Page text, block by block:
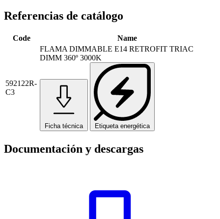
Referencias de catálogo
Code Name
592122R-
C3
FLAMA DIMMABLE E14 RETROFIT TRIAC
DIMM 360º 3000K
Ficha técnica Etiqueta energética
Documentación y descargas